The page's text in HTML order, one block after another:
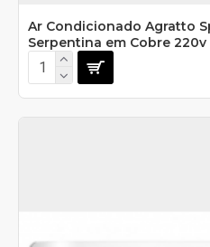
Ar Condicionado Agratto
Serpentina em Cobre 220v